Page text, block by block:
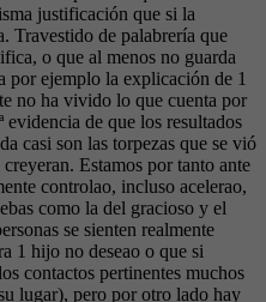
justificación que si la
Travestido de palabrería que
o que al menos no guarda
por ejemplo la explicación de 1
no ha vivido lo que cuenta por
de que los resultados
casi son las torpezas que se vió
Estamos por tanto ante
controlao, incluso acelerao,
como la del gracioso y el
se sienten realmente
1 hijo no deseao o que si
contactos pertinentes muchos
lugar), pero por otro lado hay